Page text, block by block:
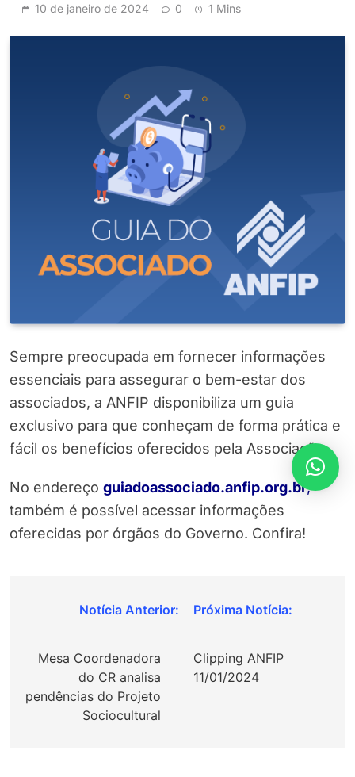
10 de janeiro de 2024 0 1 Mins
Sempre preocupada em fornecer informações
essenciais para assegurar o bem-estar dos
associados, a ANFIP disponibiliza um guia
exclusivo para que conheçam de forma prática e
fácil os benefícios oferecidos pela Associação.
No endereço guiadoassociado.anfip.org.br,
também é possível acessar informações
oferecidas por órgãos do Governo. Confira!
Navegação
Post
Mesa Coordenadora
do CR analisa
pendências do Projeto
Sociocultural
Clipping ANFIP
11/01/2024